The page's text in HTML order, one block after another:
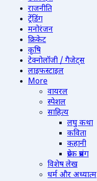
राजनीति
ट्रेंडिंग
मनोरंजन
क्रिकेट
कृषि
टेक्नोलॉजी / गैजेट्स
लाइफस्टाइल
More
वायरल
स्पेशल
साहित्य
लघु कथा
कविता
कहानी
प्रेरक प्रसंग
विशेष लेख
धर्म और अध्यात्म